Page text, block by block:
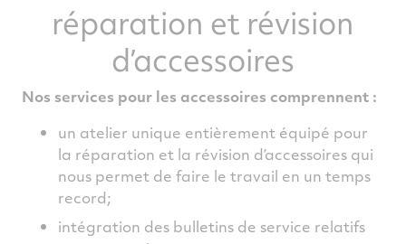
réparation et révision
d’accessoires
Nos services pour les accessoires comprennent :
un atelier unique entièrement équipé pour
la réparation et la révision d’accessoires qui
nous permet de faire le travail en un temps
record;
intégration des bulletins de service relatifs